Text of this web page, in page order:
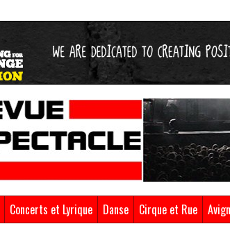
Concerts et Lyrique Danse Cirque et Rue